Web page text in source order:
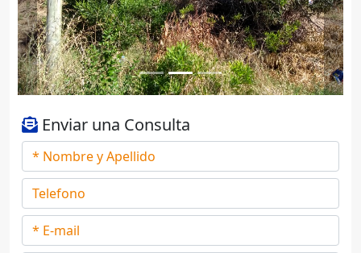
Enviar una Consulta